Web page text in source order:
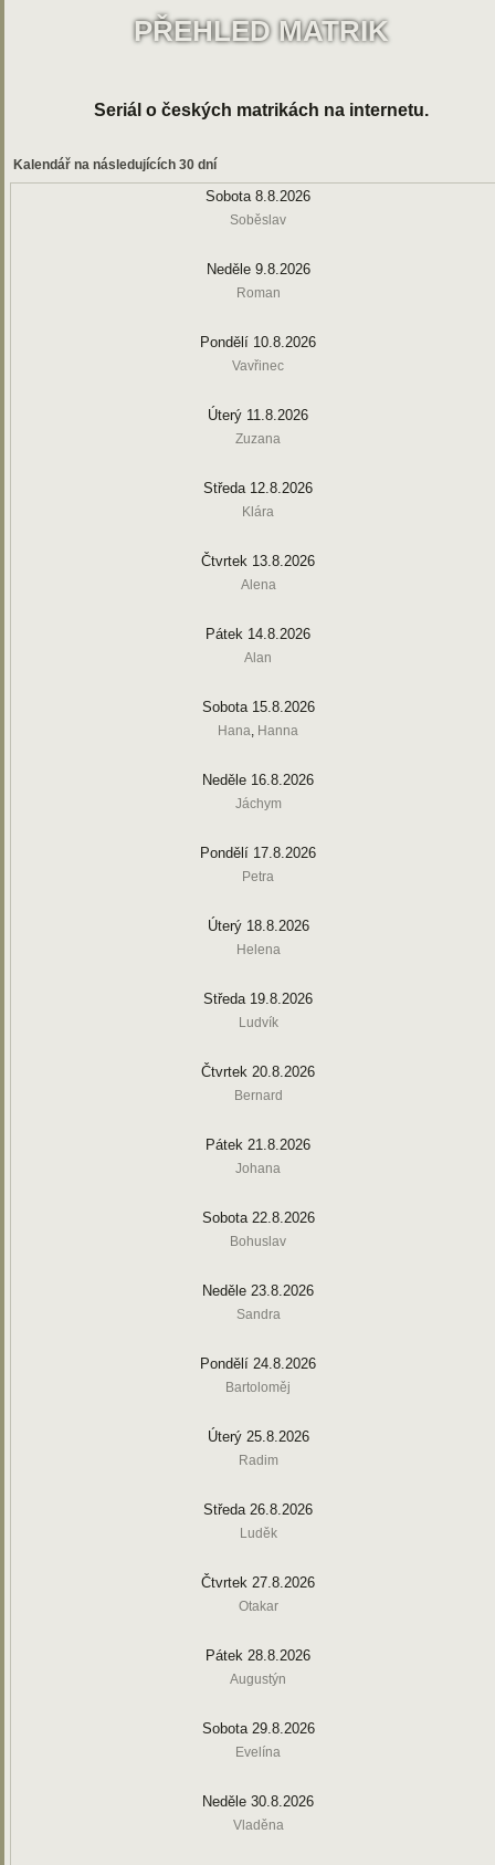
PŘEHLED MATRIK
Seriál o českých matrikách na internetu.
Kalendář na následujících 30 dní
Sobota 8.8.2026
Soběslav
Neděle 9.8.2026
Roman
Pondělí 10.8.2026
Vavřinec
Úterý 11.8.2026
Zuzana
Středa 12.8.2026
Klára
Čtvrtek 13.8.2026
Alena
Pátek 14.8.2026
Alan
Sobota 15.8.2026
Hana, Hanna
Neděle 16.8.2026
Jáchym
Pondělí 17.8.2026
Petra
Úterý 18.8.2026
Helena
Středa 19.8.2026
Ludvík
Čtvrtek 20.8.2026
Bernard
Pátek 21.8.2026
Johana
Sobota 22.8.2026
Bohuslav
Neděle 23.8.2026
Sandra
Pondělí 24.8.2026
Bartoloměj
Úterý 25.8.2026
Radim
Středa 26.8.2026
Luděk
Čtvrtek 27.8.2026
Otakar
Pátek 28.8.2026
Augustýn
Sobota 29.8.2026
Evelína
Neděle 30.8.2026
Vladěna